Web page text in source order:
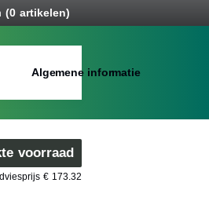
(0 artikelen)
Algemene informatie
voorraad
€ 173.32